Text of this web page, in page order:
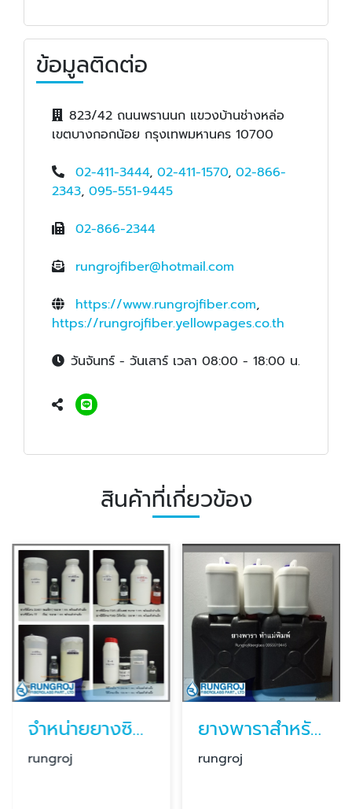
ข้อมูลติดต่อ
823/42 ถนนพรานนก แขวงบ้านช่างหล่อ
เขตบางกอกน้อย กรุงเทพมหานคร 10700
02-411-3444, 02-411-1570, 02-866-
2343, 095-551-9445
02-866-2344
rungrojfiber@hotmail.com
https://www.rungrojfiber.com,
https://rungrojfiber.yellowpages.co.th
วันจันทร์ - วันเสาร์ เวลา 08:00 - 18:00 น.
สินค้าที่เกี่ยวข้อง
จำหน่ายยางซิลิโคน
rungroj
ยางพาราสำหรับทำพิมพ์
rungroj